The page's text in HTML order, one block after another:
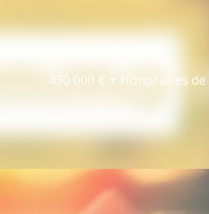
430 000 € + Honoraires